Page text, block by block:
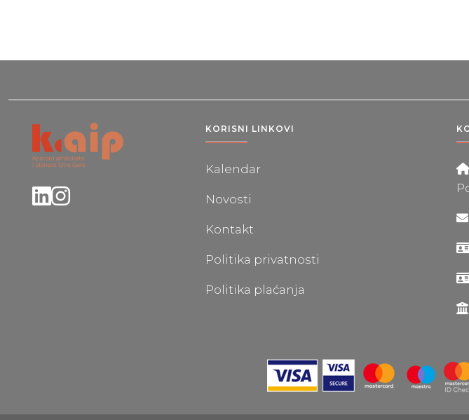
KORISNI LINKOVI
Kalendar
Novosti
Kontakt
Politika privatnosti
Politika plaćanja